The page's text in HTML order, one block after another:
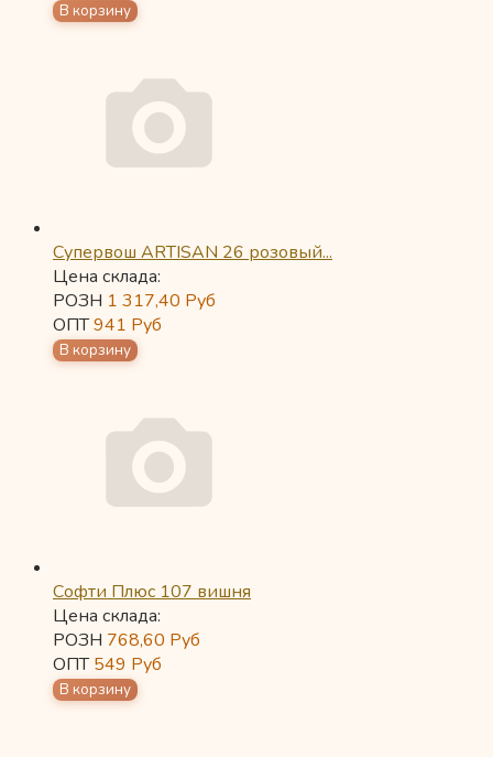
Супервош ARTISAN 26 розовый...
Цена склада:
РОЗН 1 317,40 Руб
ОПТ941 Руб
Софти Плюс 107 вишня
Цена склада:
РОЗН 768,60 Руб
ОПТ549 Руб